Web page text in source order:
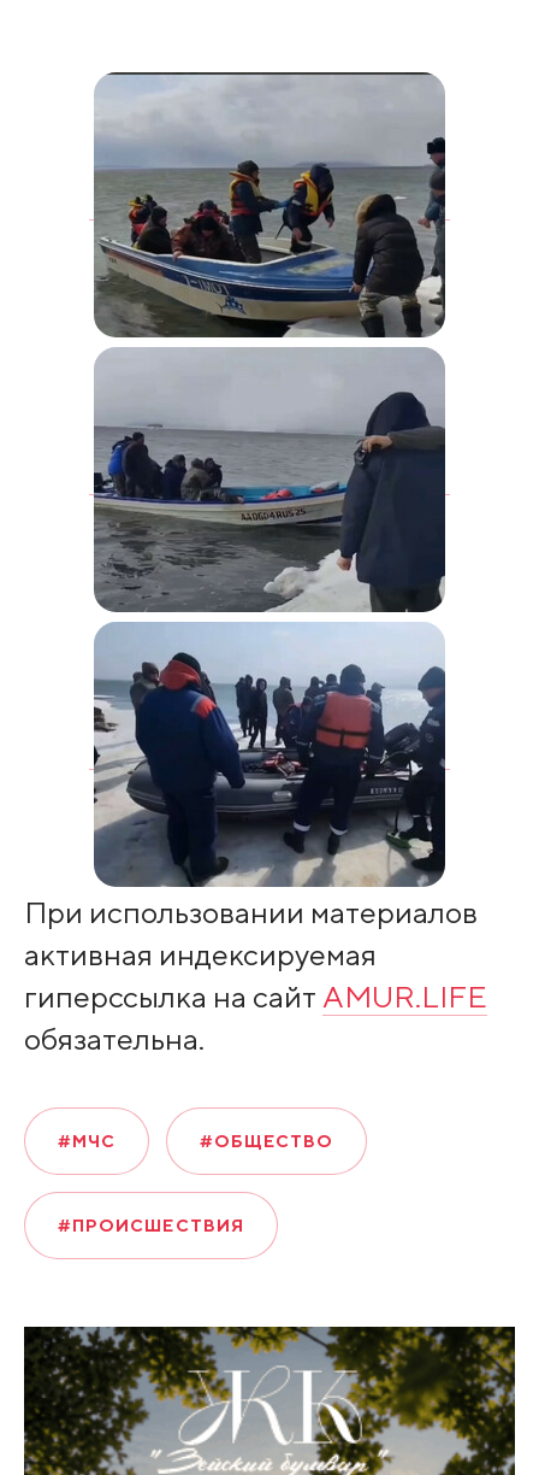
При использовании материалов
активная индексируемая
гиперссылка на сайт AMUR.LIFE
обязательна.
#МЧС #ОБЩЕСТВО
#ПРОИСШЕСТВИЯ